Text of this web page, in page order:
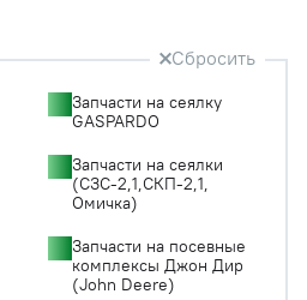
Сбросить
Запчасти на сеялку
GASPARDO
Запчасти на сеялки
(СЗС-2,1,СКП-2,1,
Омичка)
Запчасти на посевные
комплексы Джон Дир
(John Deere)